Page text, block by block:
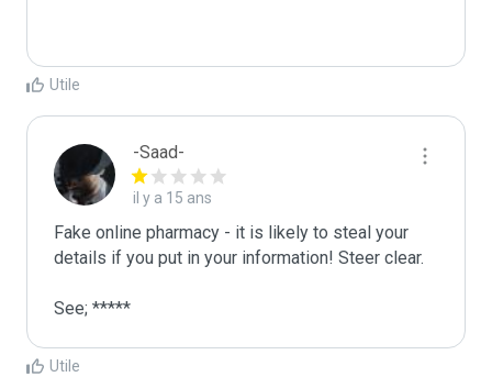
Utile
-Saad-
il y a 15 ans
Fake online pharmacy - it is likely to steal your
details if you put in your information! Steer clear.
See; *****
Utile